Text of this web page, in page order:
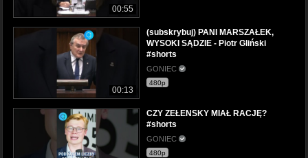
00:55
00:13
(subskrybuj) PANI MARSZAŁEK,
WYSOKI SĄDZIE - Piotr Gliński
#shorts
GONIEC
480p
CZY ZEŁENSKY MIAŁ RACJĘ?
#shorts
GONIEC
480p